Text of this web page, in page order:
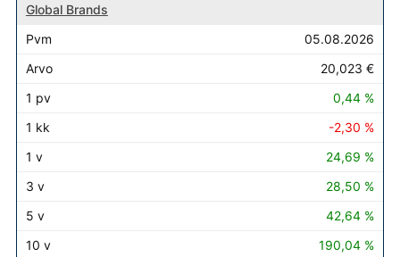
Global Brands
05.08.2026
20,023 €
0,44 %
-2,30 %
24,69 %
28,50 %
42,64 %
190,04 %